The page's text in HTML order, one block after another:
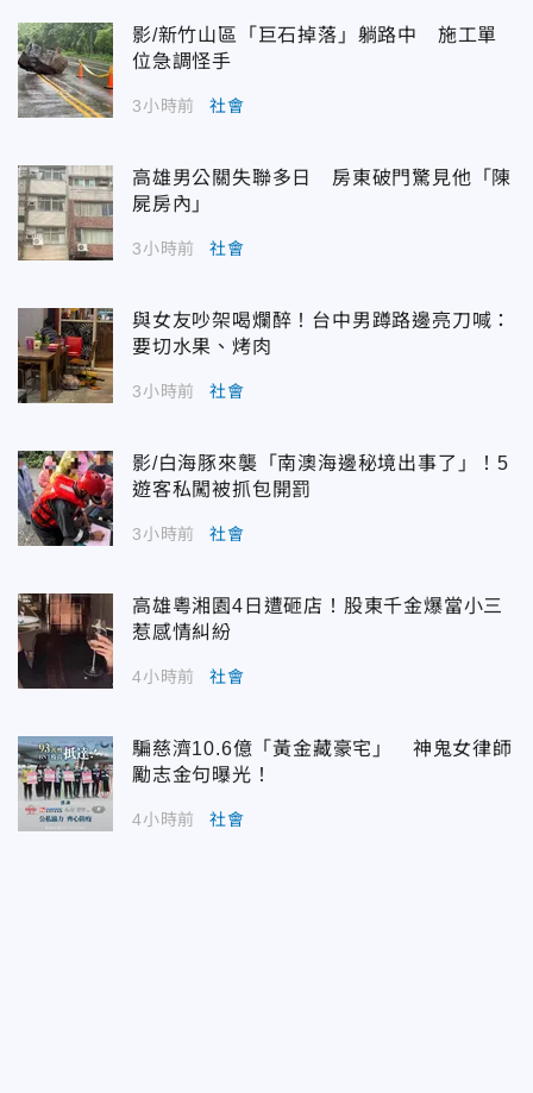
影/新竹山區「巨石掉落」躺路中 施工單
位急調怪手
3小時前 社會
高雄男公關失聯多日 房東破門驚見他「陳
屍房內」
3小時前 社會
與女友吵架喝爛醉！台中男蹲路邊亮刀喊：
要切水果、烤肉
3小時前 社會
影/白海豚來襲「南澳海邊秘境出事了」！5
遊客私闖被抓包開罰
3小時前 社會
高雄粵湘園4日遭砸店！股東千金爆當小三
惹感情糾紛
4小時前 社會
騙慈濟10.6億「黃金藏豪宅」 神鬼女律師
勵志金句曝光！
4小時前 社會